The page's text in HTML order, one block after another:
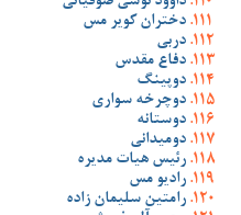
دختران کویر مس
دربی
دفاع مقدس
دوپینگ
دوچرخه سواری
دوستانه
دومیدانی
رئیس هیات مدیره
رادیو مس
رامتین سلیمان زاده